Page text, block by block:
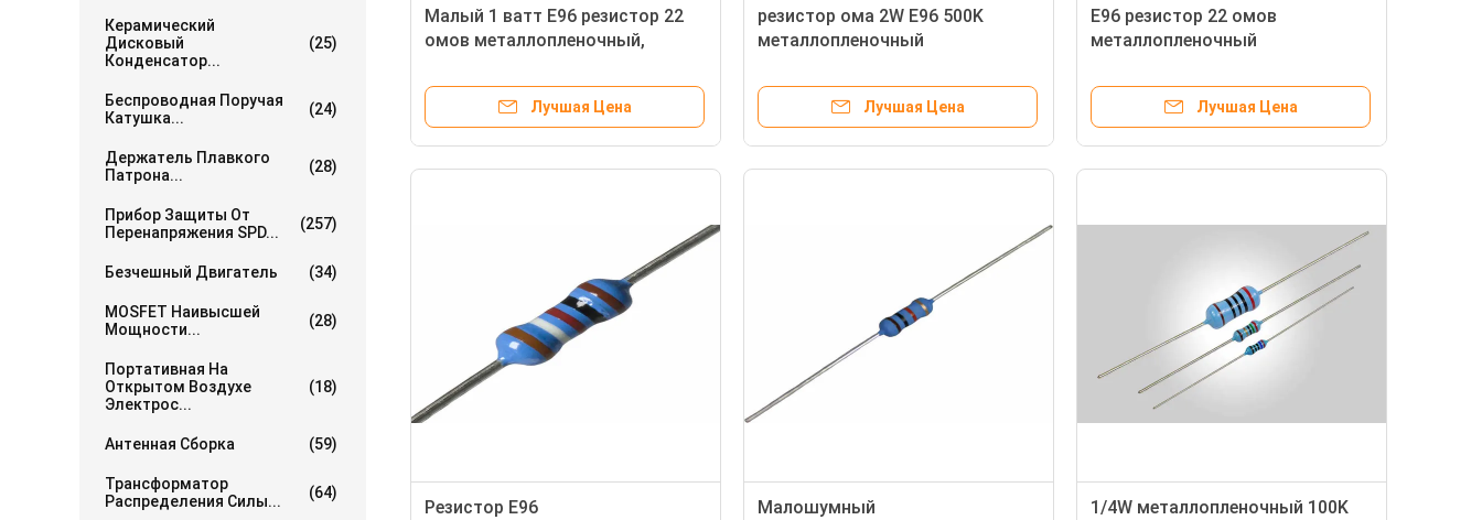
Керамический
Дисковый
Конденсатор...
(25)
Беспроводная Поручая
Катушка...
(24)
Держатель Плавкого
Патрона...
(28)
Прибор Защиты От
Перенапряжения SPD...
(257)
Безчешный Двигатель (34)
MOSFET Наивысшей
Мощности...
(28)
Портативная На
Открытом Воздухе
Электрос...
(18)
Антенная Сборка (59)
Трансформатор
Распределения Силы...
(64)
Малый 1 ватт E96 резистор 22
омов металлопленочный,
Лучшая Цена
резистор ома 2W E96 500K
металлопленочный
Лучшая Цена
E96 резистор 22 омов
металлопленочный
Лучшая Цена
Резистор E96
Малошумный
1/4W металлопленочный 100K